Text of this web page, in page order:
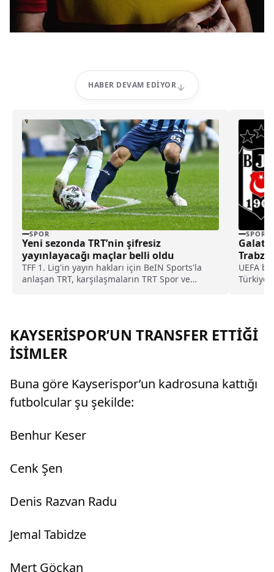
HABER DEVAM EDIYOR
SPOR
Yeni sezonda TRT’nin şifresiz
yayınlayacağı maçlar belli oldu
TFF 1. Lig'in yayın hakları için BeIN Sports'la
anlaşan TRT, karşılaşmaların TRT Spor ve
SPOR
Oldu
UEFA
KAYSERİSPOR’UN TRANSFER ETTİĞİ
İSİMLER
Buna göre Kayserispor’un kadrosuna kattığı
futbolcular şu şekilde:
Benhur Keser
Cenk Şen
Denis Razvan Radu
Jemal Tabidze
Mert Göckan